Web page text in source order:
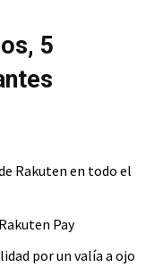
5
Rakuten en todo el
Pay
por un valía a ojo